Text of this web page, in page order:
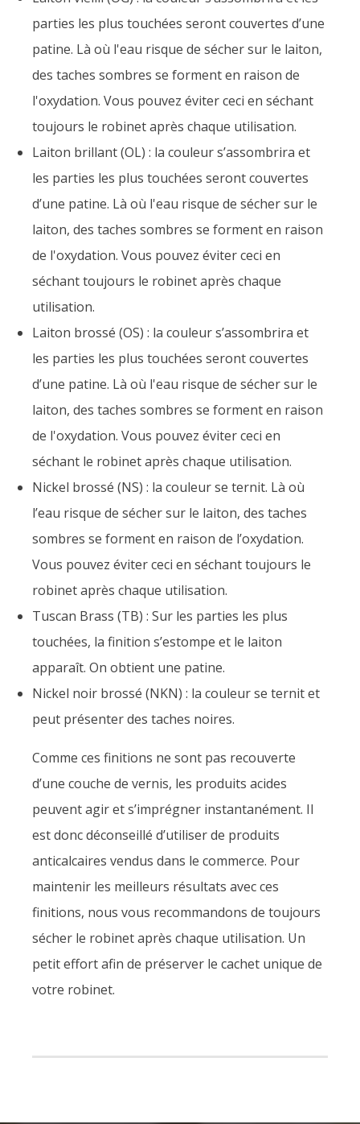
parties les plus touchées seront couvertes d’une
patine. Là où l'eau risque de sécher sur le laiton,
des taches sombres se forment en raison de
l'oxydation. Vous pouvez éviter ceci en séchant
toujours le robinet après chaque utilisation.
Laiton brillant (OL) : la couleur s’assombrira et
les parties les plus touchées seront couvertes
d’une patine. Là où l'eau risque de sécher sur le
laiton, des taches sombres se forment en raison
de l'oxydation. Vous pouvez éviter ceci en
séchant toujours le robinet après chaque
utilisation.
Laiton brossé (OS) : la couleur s’assombrira et
les parties les plus touchées seront couvertes
d’une patine. Là où l'eau risque de sécher sur le
laiton, des taches sombres se forment en raison
de l'oxydation. Vous pouvez éviter ceci en
séchant le robinet après chaque utilisation.
Nickel brossé (NS) : la couleur se ternit. Là où
l’eau risque de sécher sur le laiton, des taches
sombres se forment en raison de l’oxydation.
Vous pouvez éviter ceci en séchant toujours le
robinet après chaque utilisation.
Tuscan Brass (TB) : Sur les parties les plus
touchées, la finition s’estompe et le laiton
apparaît. On obtient une patine.
Nickel noir brossé (NKN) : la couleur se ternit et
peut présenter des taches noires.
Comme ces finitions ne sont pas recouverte
d’une couche de vernis, les produits acides
peuvent agir et s’imprégner instantanément. Il
est donc déconseillé d’utiliser de produits
anticalcaires vendus dans le commerce. Pour
maintenir les meilleurs résultats avec ces
finitions, nous vous recommandons de toujours
sécher le robinet après chaque utilisation. Un
petit effort afin de préserver le cachet unique de
votre robinet.